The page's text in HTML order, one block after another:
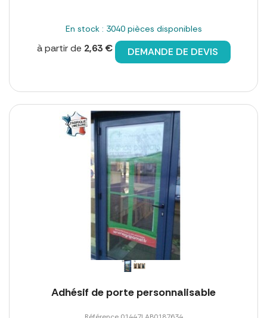
En stock : 3040 pièces disponibles
à partir de 2,63 € DEMANDE DE DEVIS
Adhésif de porte personnalisable